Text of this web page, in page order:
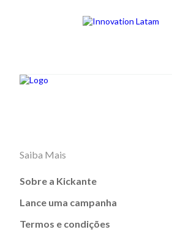
Saiba Mais
Sobre a Kickante
Lance uma campanha
Termos e condições